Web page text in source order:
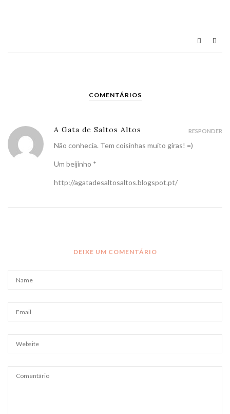
COMENTÁRIOS
A Gata de Saltos Altos
Não conhecia. Tem coisinhas muito giras! =)
Um beijinho *
http://agatadesaltosaltos.blogspot.pt/
RESPONDER
DEIXE UM COMENTÁRIO